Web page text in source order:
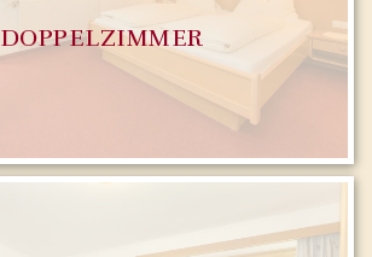
DOPPELZIMMER